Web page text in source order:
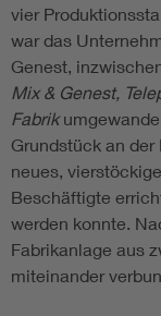
vier
war das
Genest,
Mix & Genest,
Fabrik
Grundstück an
neues,
Beschäftigte
werden konnte.
Fabrikanlage aus
miteinander